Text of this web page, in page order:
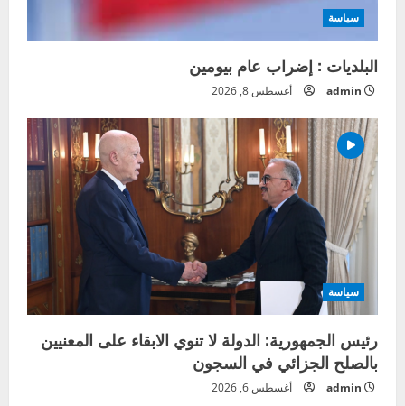
سياسة
البلديات : إضراب عام بيومين
admin أغسطس 8, 2026
سياسة
رئيس الجمهورية: الدولة لا تنوي الابقاء على المعنيين
بالصلح الجزائي في السجون
admin أغسطس 6, 2026